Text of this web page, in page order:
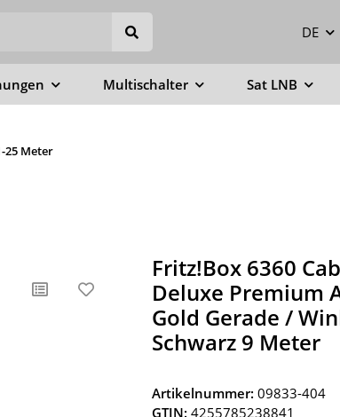
DE
Multischalter Sat LNB
25 Meter
Fritz!Box 6360
Deluxe Premium
Gold Gerade /
Schwarz 9 Meter
Artikelnummer:09833-404
GTIN: 4255785238841